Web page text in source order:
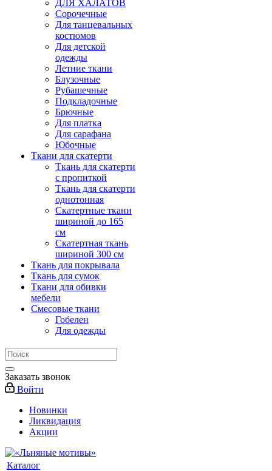
ДЛЯ ХАЛАТОВ
Сорочечные
Для танцевальных
костюмов
Для детской
одежды
Летние ткани
Блузочные
Рубашечные
Подкладочные
Брючные
Для платка
Для сарафана
Юбочные
Ткани для скатерти
Ткань для скатерти
с пропиткой
Ткань для скатерти
однотонная
Скатертные ткани
шириной до 165
см
Скатертная ткань
шириной 300 см
Ткань для покрывала
Ткань для сумок
Ткани для обивки
мебели
Смесовые ткани
Гобелен
Для одежды
Заказать звонок
Войти
Новинки
Ликвидация
Акции
Каталог